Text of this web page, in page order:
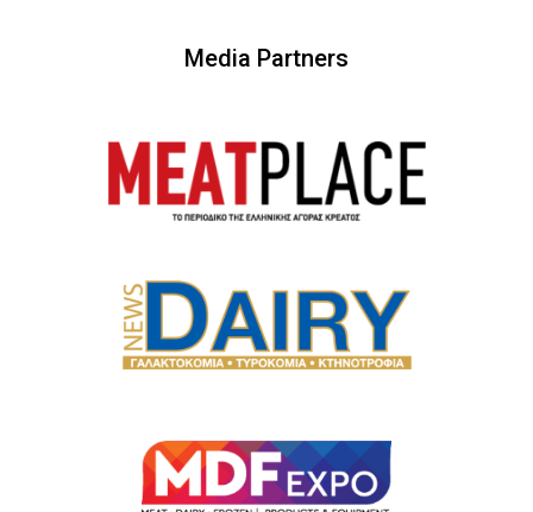
Media Partners